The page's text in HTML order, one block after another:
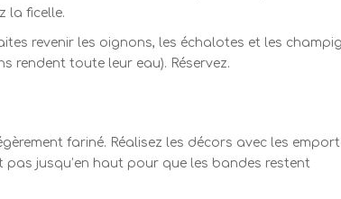
la ficelle.
revenir les oignons, les échalotes et les
rendent toute leur eau). Réservez.
fariné. Réalisez les décors avec les
pas jusqu’en haut pour que les bandes restent